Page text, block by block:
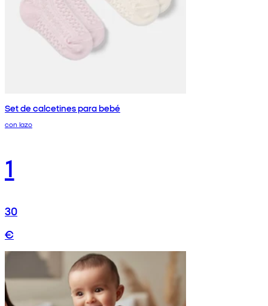
Set de calcetines para bebé
con lazo
1
30
€